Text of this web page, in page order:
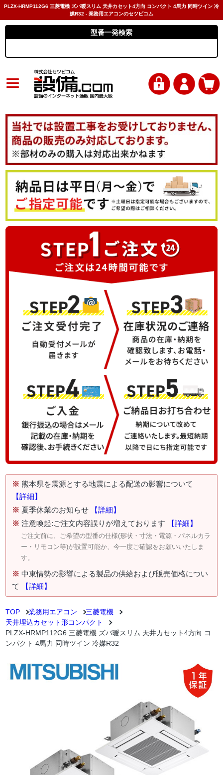
PLZX-HRMP112G6 三菱電機 ズバ暖スリム 天井カセット4方向 コンパクト 4馬力 同時ツイン 冷
媒R32 - 業務用エアコンのセツビコム
型番一発検索
※ 熊本県を震源とする地震による配送の影響について
【詳細】
※ 夏季休業のお知らせ
【詳細】
※ 注意喚起:ご注文内容誤りが増えております 【詳細】
ご注文前に、ご希望の型番の仕様(形状・寸法・電源・パネルカラ
ー・リモコン等)が設置可能か、今一度ご確認をお願いいたしま
す。
※ 中東情勢の影響による製品の供給および販売価格につい
て
【詳細】
TOP 業務用エアコン
三菱電機
天井埋込カセット形コンパクト
PLZX-HRMP112G6 三菱電機 ズバ暖スリム 天井カセット4方向 コ
ンパクト 4馬力 同時ツイン 冷媒R32